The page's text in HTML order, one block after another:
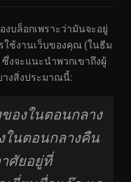
บล็อกเพราะว่ามันจะอยู่
ใช้งานเว็บของคุณ (ในธีม
งจะแนะนำพวกเขาถึงผู้
างสิ่งประมาณนี้:
องในตอนกลาง
ในตอนกลางคืน
ศัยอยู่ที่